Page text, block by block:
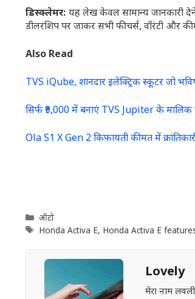
डिस्क्लेमर: यह लेख केवल सामान्य जानकारी
डीलरशिप पर जाकर सभी फीचर्स, वॉरंटी और
Also Read
TVS iQube, शानदार इलेक्ट्रिक स्कूटर जो
सिर्फ ₹9,000 में बनाएं TVS Jupiter के
Ola S1 X Gen 2 किफायती कीमत में
Categories
ऑटो
Tags
Honda Activa E, Honda Activa E
Lovely
मेरा नाम